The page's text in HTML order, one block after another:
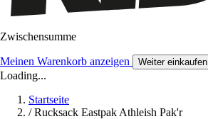
Zwischensumme
Meinen Warenkorb anzeigen Weiter einkaufen
Loading...
Startseite
/ Rucksack Eastpak Athleish Pak'r